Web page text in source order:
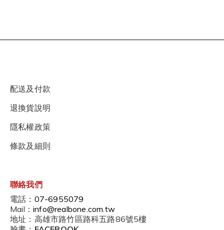
配送及付款
退換貨說明
隱私權政策
條款及細則
聯絡我們
電話： 07-6955079
Mail： info@realbone.com.tw
地址：高雄市路竹區路科五路86號5樓